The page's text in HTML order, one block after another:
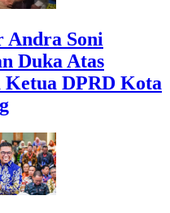
Andra Soni
Duka Atas
Ketua DPRD Kota